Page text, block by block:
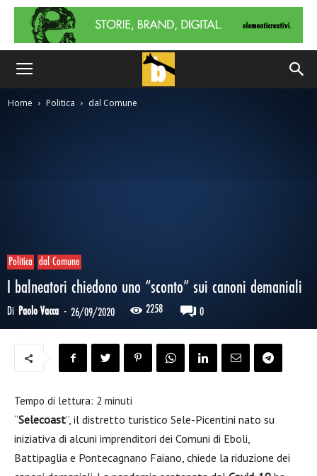
Home Politica dal Comune
Politica dal Comune
I balneatori chiedono uno “sconto” sui canoni demaniali
Di Paolo Vacca - 26/09/2020 2258 0
Tempo di lettura: 2 minuti
“Selecoast”, il distretto turistico Sele-Picentini nato su
iniziativa di alcuni imprenditori dei Comuni di Eboli,
Battipaglia e Pontecagnano Faiano, chiede la riduzione dei